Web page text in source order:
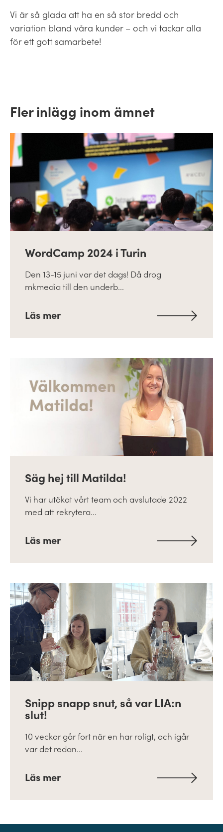
Vi är så glada att ha en så stor bredd och
variation bland våra kunder – och vi tackar alla
för ett gott samarbete!
Fler inlägg inom ämnet
WordCamp 2024 i Turin
Den 13-15 juni var det dags! Då drog
mkmedia till den underb...
Läs mer
Säg hej till Matilda!
Vi har utökat vårt team och avslutade 2022
med att rekrytera...
Läs mer
Snipp snapp snut, så var LIA:n
slut!
10 veckor går fort när en har roligt, och igår
var det redan...
Läs mer